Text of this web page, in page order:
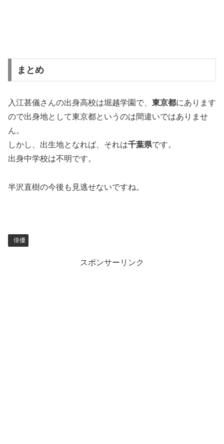
まとめ
入江甚儀さんの出身高校は堀越学園で、 東京都にあります
ので出身地として東京都というのは間違いではありませ
ん。
しかし、出生地となれば、それは千葉県です。
出身中学校は不明です。
半沢直樹の今後も見逃せないですね。
俳優
スポンサーリンク